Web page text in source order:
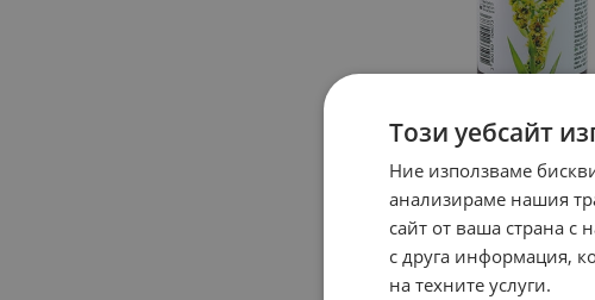
Този уебсайт
Ние използваме
анализираме нашия
сайт от ваша страна
с друга информация,
на техните услуги.